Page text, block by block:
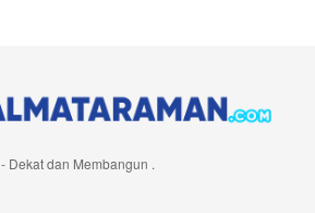
- Dekat dan Membangun .